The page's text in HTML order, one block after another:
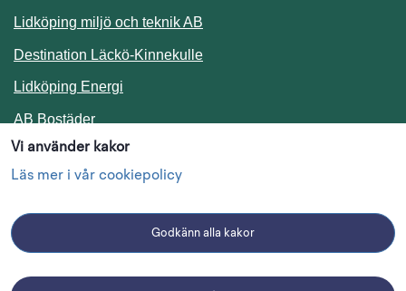
Vi använder kakor
Läs mer i vår cookiepolicy
Godkänn alla kakor
Lidköping miljö och teknik AB
Destination Läckö-KinnekulleLänk till annan webbplats.
Lidköping Energi
AB BostäderLänk till annan webbplats.
Följ oss i sociala medier
Linkedin